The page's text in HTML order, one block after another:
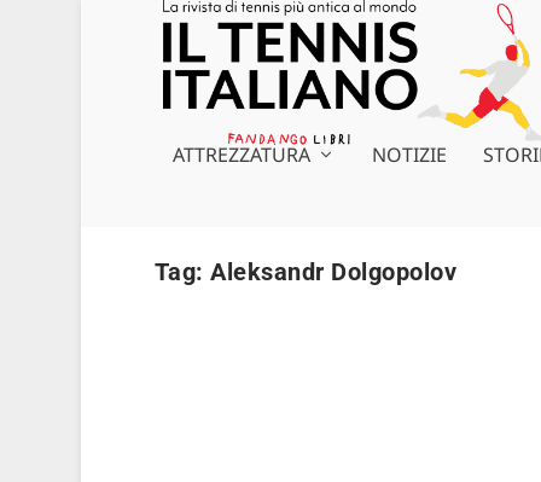
ATTREZZATURA NOTIZIE
Tag:Aleksandr Dolgopolov